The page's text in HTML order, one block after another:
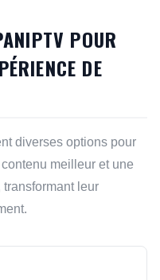
POUR
DE
diverses options pour
meilleur et une
leur